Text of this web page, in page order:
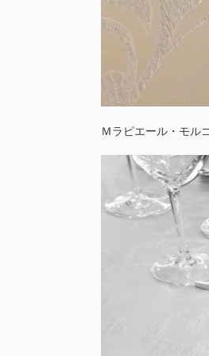
Ｍラピエール・モル